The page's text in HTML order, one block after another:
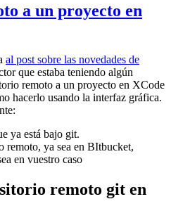
a un proyecto en
al post sobre las novedades de
que estaba teniendo algún
remoto a un proyecto en XCode
hacerlo usando la interfaz gráfica.
ya está bajo git.
ya sea en BItbucket,
en vuestro caso
remoto git en